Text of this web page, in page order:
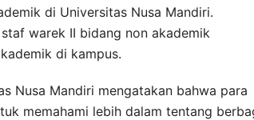
di Universitas Nusa Mandiri.
warek II bidang non akademik
di kampus.
Nusa Mandiri mengatakan bahwa para
memahami lebih dalam tentang